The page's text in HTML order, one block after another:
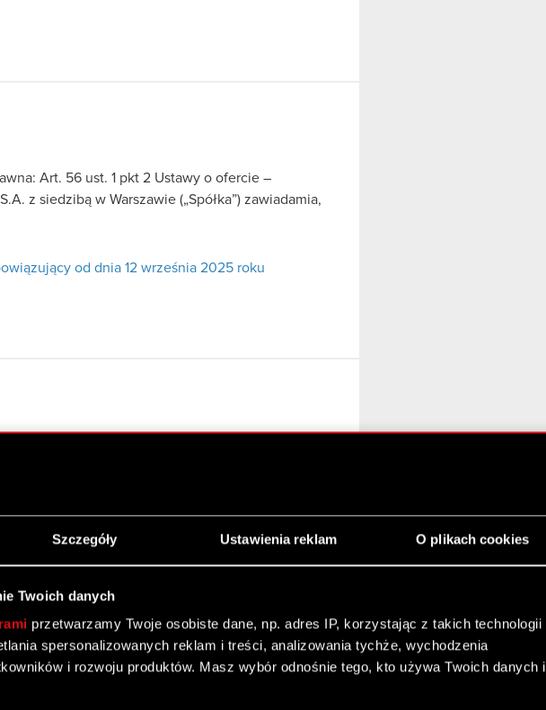
Szczegóły Ustawienia reklam O plikach cookies
Twoich danych
przetwarzamy Twoje osobiste dane, np. adres IP, korzystając z takich technologii
spersonalizowanych reklam i treści, analizowania tychże, wychodzenia
i rozwoju produktów. Masz wybór odnośnie tego, kto używa Twoich danych i
Art. 56 ust. 1 pkt 2 Ustawy o ofercie –
z siedzibą w Warszawie („Spółka”) zawiadamia,
od dnia 12 września 2025 roku
Podstawa prawna: Art. 2 ust. 2 i 3
z dnia 8 marca 2016 roku uzupełniającego
nr…
transakcjach nabycia akcji własnych
transakcjach nabycia akcji własnych